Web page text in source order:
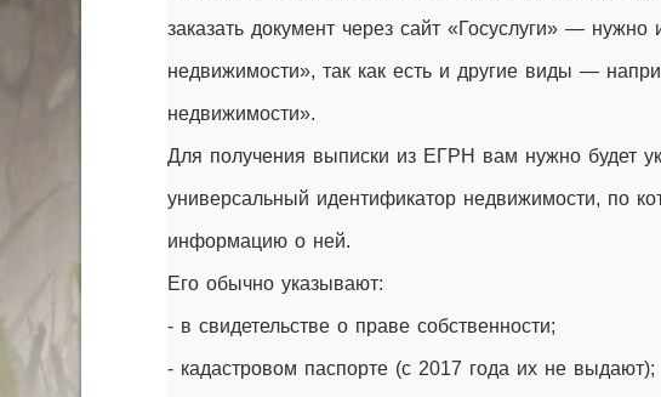
заказать документ через сайт «Госуслуги» — нужно
недвижимости», так как есть и другие виды —
недвижимости».
Для получения выписки из ЕГРН вам нужно будет
универсальный идентификатор недвижимости, по
информацию о ней.
Его обычно указывают:
- в свидетельстве о праве собственности;
- кадастровом паспорте (с 2017 года их не выдают);